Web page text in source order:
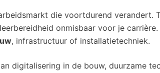
die voortdurend verandert.
onmisbaar voor je
, infrastructuur of installatietechniek.
digitalisering in de bouw, duurzame